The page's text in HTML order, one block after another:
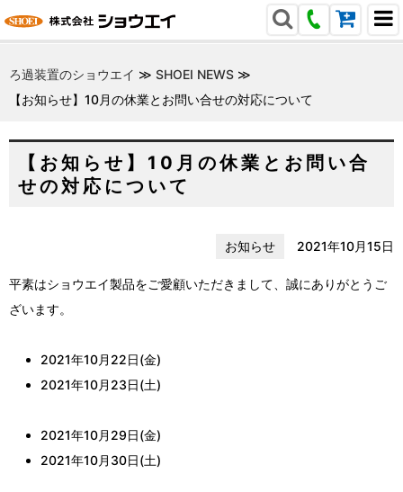
ろ過装置のショウエイ ≫ SHOEI NEWS ≫
【お知らせ】10月の休業とお問い合せの対応について
【お知らせ】10月の休業とお問い合
せの対応について
お知らせ 2021年10月15日
平素はショウエイ製品をご愛顧いただきまして、誠にありがとうご
ざいます。
2021年10月22日(金)
2021年10月23日(土)
2021年10月29日(金)
2021年10月30日(土)